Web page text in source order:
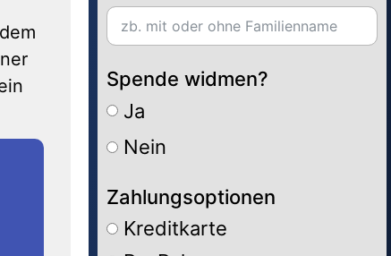
Spende widmen?
Ja
Nein
Zahlungsoptionen
Kreditkarte